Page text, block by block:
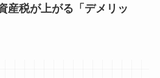
産税が上がる「デメリッ